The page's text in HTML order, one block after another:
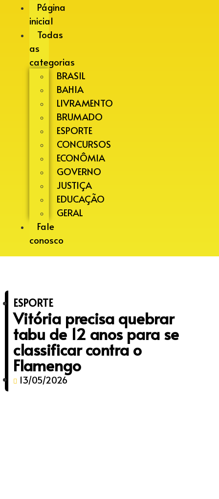
Página
inicial
Todas
as
categorias
BRASIL
BAHIA
LIVRAMENTO
BRUMADO
ESPORTE
CONCURSOS
ECONÔMIA
GOVERNO
JUSTIÇA
EDUCAÇÃO
GERAL
Fale
conosco
ESPORTE
Vitória precisa quebrar
tabu de 12 anos para se
classificar contra o
Flamengo
13/05/2026